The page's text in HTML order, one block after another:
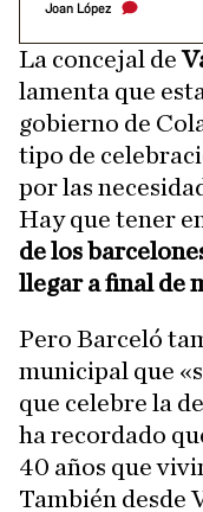
Joan López
La concejal de
lamenta que
gobierno de
tipo de
por las
Hay que tener
de los
llegar a final de
Pero Barceló
municipal que
que celebre la
ha recordado
40 años que
También desde